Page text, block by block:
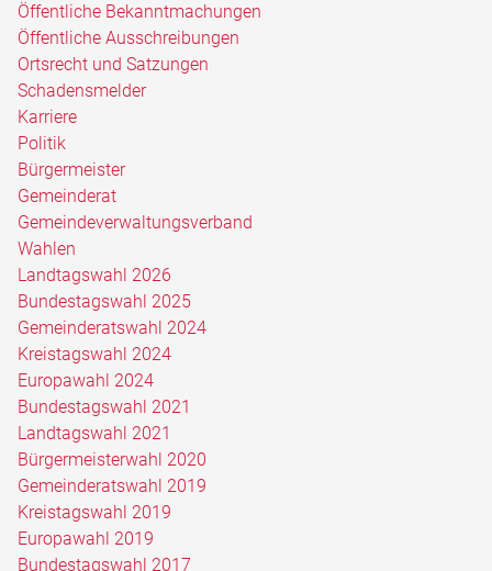
Öffentliche Bekanntmachungen
Öffentliche Ausschreibungen
Ortsrecht und Satzungen
Schadensmelder
Karriere
Politik
Bürgermeister
Gemeinderat
Gemeindeverwaltungsverband
Wahlen
Landtagswahl 2026
Bundestagswahl 2025
Gemeinderatswahl 2024
Kreistagswahl 2024
Europawahl 2024
Bundestagswahl 2021
Landtagswahl 2021
Bürgermeisterwahl 2020
Gemeinderatswahl 2019
Kreistagswahl 2019
Europawahl 2019
Bundestagswahl 2017